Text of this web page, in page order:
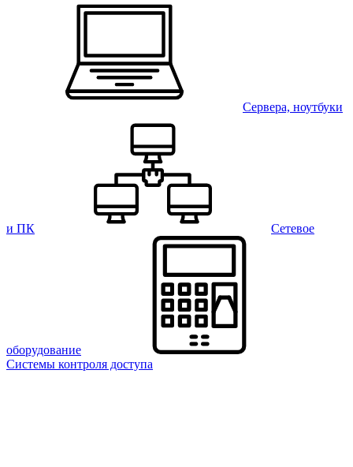
Сервера, ноутбуки
и ПК Сетевое
оборудование
Системы контроля доступа